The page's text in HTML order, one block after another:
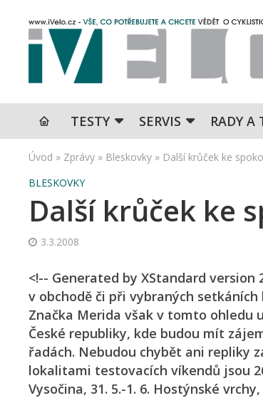
TESTY SERVIS RADY A
Úvod » Zprávy » Bleskovky » Další krůček ke
BLESKOVKY
Další krůček ke
3.3.2008
<!-- Generated by XStandard version
v obchodě či při vybraných
Značka Merida však v tomto ohledu
České republiky, kde budou mít
řadách. Nebudou chybět ani repliky
lokalitami testovacích víkendů jsou
Vysočina, 31. 5.-1. 6. Hostýnské